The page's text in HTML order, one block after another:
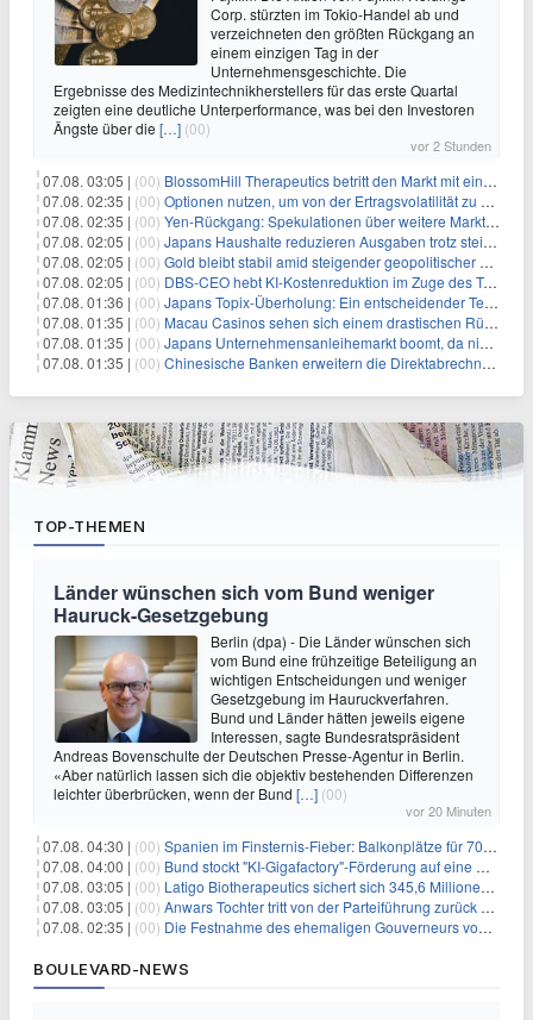
Corp. stürzten im Tokio-Handel ab und
verzeichneten den größten Rückgang an
einem einzigen Tag in der
Unternehmensgeschichte. Die
Ergebnisse des Medizintechnikherstellers für das erste Quartal
zeigten eine deutliche Unterperformance, was bei den Investoren
Ängste über die […] (00)
vor 2 Stunden
07.08. 03:05 | (00) BlossomHill Therapeutics betritt den Markt mit einem IPO-Boost von 150 Millionen Dollar
07.08. 02:35 | (00) Optionen nutzen, um von der Ertragsvolatilität zu profitieren
07.08. 02:35 | (00) Yen-Rückgang: Spekulationen über weitere Marktinterventionen nehmen zu
07.08. 02:05 | (00) Japans Haushalte reduzieren Ausgaben trotz steigender Löhne: Ein Warnsignal für das Wachstum
07.08. 02:05 | (00) Gold bleibt stabil amid steigender geopolitischer Spannungen im Persischen Golf
07.08. 02:05 | (00) DBS-CEO hebt KI-Kostenreduktion im Zuge des Token-Paradoxons hervor
07.08. 01:36 | (00) Japans Topix-Überholung: Ein entscheidender Test für Small Caps
07.08. 01:35 | (00) Macau Casinos sehen sich einem drastischen Rückgang der Einnahmen angesichts der anhaltenden China-Razzia gegenüber
07.08. 01:35 | (00) Japans Unternehmensanleihemarkt boomt, da niedriger bewertete Kreditnehmer nach Schutz durch Covenants suchen
07.08. 01:35 | (00) Chinesische Banken erweitern die Direktabrechnung zur Unterstützung der globalen Rolle des Yuan
TOP-THEMEN
Länder wünschen sich vom Bund weniger
Hauruck-Gesetzgebung
Berlin (dpa) - Die Länder wünschen sich
vom Bund eine frühzeitige Beteiligung an
wichtigen Entscheidungen und weniger
Gesetzgebung im Hauruckverfahren.
Bund und Länder hätten jeweils eigene
Interessen, sagte Bundesratspräsident
Andreas Bovenschulte der Deutschen Presse-Agentur in Berlin.
«Aber natürlich lassen sich die objektiv bestehenden Differenzen
leichter überbrücken, wenn der Bund […] (00)
vor 20 Minuten
07.08. 04:30 | (00) Spanien im Finsternis-Fieber: Balkonplätze für 700 Euro
07.08. 04:00 | (00) Bund stockt "KI-Gigafactory"-Förderung auf eine Milliarde Euro auf
07.08. 03:05 | (00) Latigo Biotherapeutics sichert sich 345,6 Millionen Dollar in einer erhöhten IPO und ebnet den Weg für nicht-opioide Schmerztherapie
07.08. 03:05 | (00) Anwars Tochter tritt von der Parteiführung zurück und hebt politische Turbulenzen hervor
07.08. 02:35 | (00) Die Festnahme des ehemaligen Gouverneurs von Mexiko hebt die anhaltenden Herausforderungen in der Governance und im Geschäftsumfeld hervor
BOULEVARD-NEWS